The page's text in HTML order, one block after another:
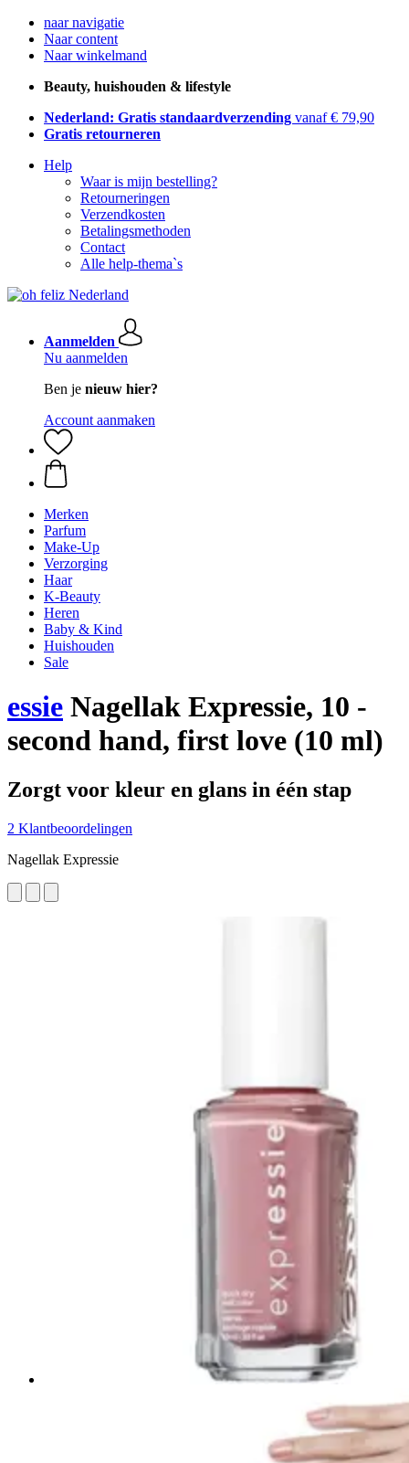
naar navigatie
Naar content
Naar winkelmand
Beauty, huishouden & lifestyle
Nederland: Gratis standaardverzending vanaf € 79,90
Gratis retourneren
Help
Waar is mijn bestelling?
Retourneringen
Verzendkosten
Betalingsmethoden
Contact
Alle help-thema`s
Aanmelden
Nu aanmelden
Ben je nieuw hier?
Account aanmaken
Merken
Parfum
Make-Up
Verzorging
Haar
K-Beauty
Heren
Baby & Kind
Huishouden
Sale
essie Nagellak Expressie, 10 -
second hand, first love (10 ml)
Zorgt voor kleur en glans in één stap
2 Klantbeoordelingen
Nagellak Expressie